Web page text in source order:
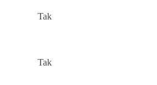
Tak
Tak